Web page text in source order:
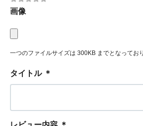
画像
一つのファイルサイズは 300KB までとなってお
タイトル ＊